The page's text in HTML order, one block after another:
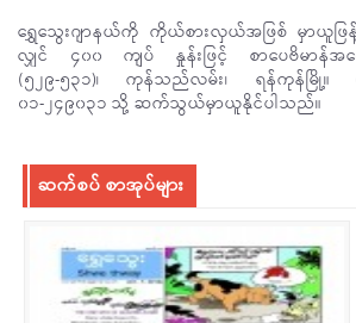
ရွှေသွေးဂျာနယ်ကို ကိုယ်စားလှယ်အဖြစ် မှာယူဖြ
လျှင် ၄၀၀ ကျပ် နှုန်းဖြင့် စာပေဗိမာန်အ
(၅၂၉-၅၃၁)၊ ကုန်သည်လမ်း၊ ရန်ကုန်မြို့။
၀၁-၂၄၉၀၃၁ သို့ ဆက်သွယ်မှာယူနိုင်ပါသည်။
ဆက်စပ် စာအုပ်များ